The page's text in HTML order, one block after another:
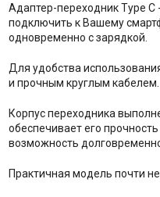
Адаптер-переходник Type C
подключить к Вашему
одновременно с зарядкой.
Для удобства
и прочным круглым кабелем.
Корпус переходника
обеспечивает его
возможность
Практичная модель почти